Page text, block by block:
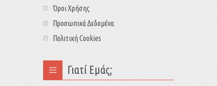
Όροι Χρήσης
Προσωπικά Δεδομένα
Πολιτική Cookies
Γιατί Εμάς;